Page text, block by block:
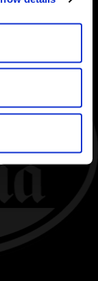
provém, com
secos.